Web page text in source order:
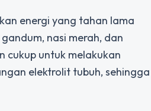
energi yang tahan lama
nasi merah, dan
cukup untuk melakukan
elektrolit tubuh, sehingga